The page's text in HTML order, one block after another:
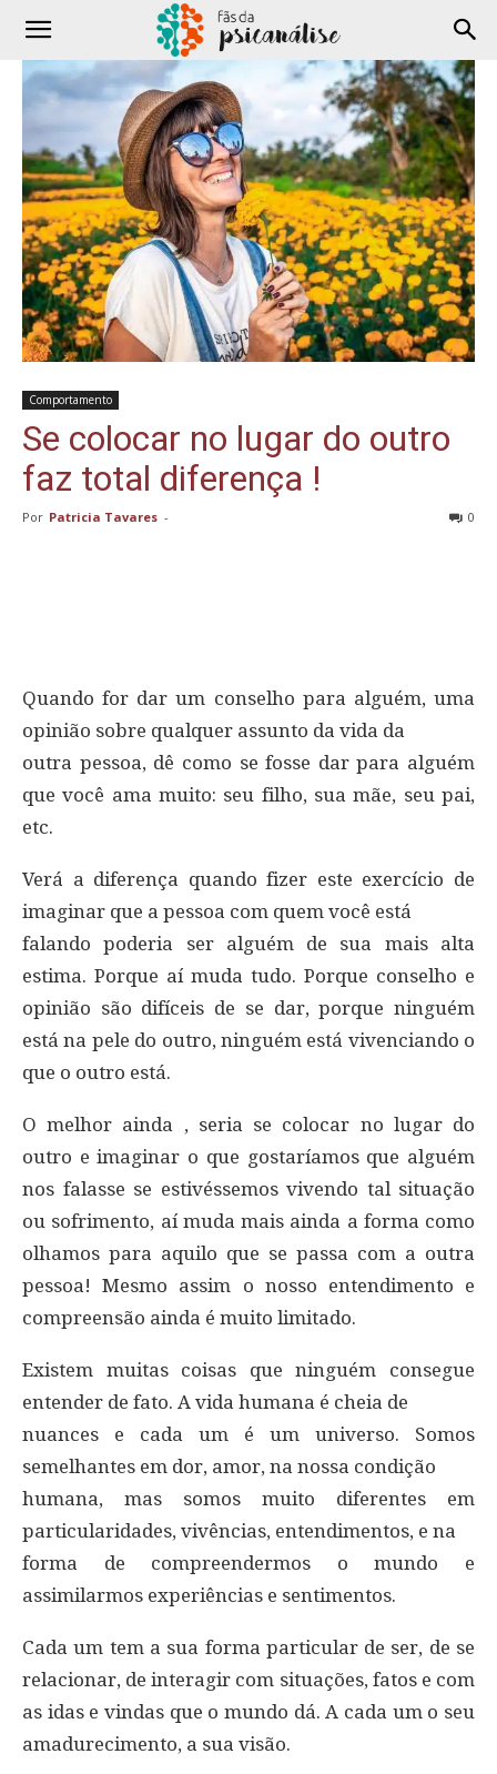
Comportamento
Se colocar no lugar do outro
faz total diferença !
Por Patricia Tavares - 0
Quando for dar um conselho para alguém, uma
opinião sobre qualquer assunto da vida da
outra pessoa, dê como se fosse dar para alguém
que você ama muito: seu filho, sua mãe, seu pai,
etc.
Verá a diferença quando fizer este exercício de
imaginar que a pessoa com quem você está
falando poderia ser alguém de sua mais alta
estima. Porque aí muda tudo. Porque conselho e
opinião são difíceis de se dar, porque ninguém
está na pele do outro, ninguém está vivenciando o
que o outro está.
O melhor ainda , seria se colocar no lugar do
outro e imaginar o que gostaríamos que alguém
nos falasse se estivéssemos vivendo tal situação
ou sofrimento, aí muda mais ainda a forma como
olhamos para aquilo que se passa com a outra
pessoa! Mesmo assim o nosso entendimento e
compreensão ainda é muito limitado.
Existem muitas coisas que ninguém consegue
entender de fato. A vida humana é cheia de
nuances e cada um é um universo. Somos
semelhantes em dor, amor, na nossa condição
humana, mas somos muito diferentes em
particularidades, vivências, entendimentos, e na
forma de compreendermos o mundo e
assimilarmos experiências e sentimentos.
Cada um tem a sua forma particular de ser, de se
relacionar, de interagir com situações, fatos e com
as idas e vindas que o mundo dá. A cada um o seu
amadurecimento, a sua visão.